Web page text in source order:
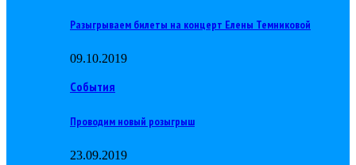
Разыгрываем билеты на концерт Елены Темниковой
09.10.2019
События
Проводим новый розыгрыш
23.09.2019